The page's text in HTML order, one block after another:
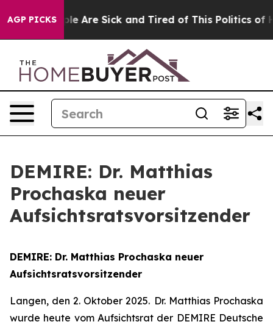
AGP PICKS
“People Are Sick and Tired of This Politics of
DEMIRE: Dr. Matthias
Prochaska neuer
Aufsichtsratsvorsitzender
DEMIRE: Dr. Matthias Prochaska neuer
Aufsichtsratsvorsitzender
Langen, den 2. Oktober 2025. Dr. Matthias Prochaska
wurde heute vom Aufsichtsrat der DEMIRE Deutsche